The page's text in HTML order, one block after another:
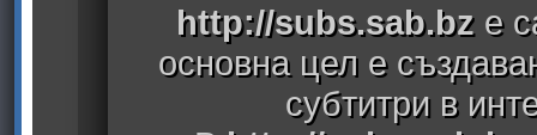
http://subs.sab.bz е
основна цел е
субтитри в